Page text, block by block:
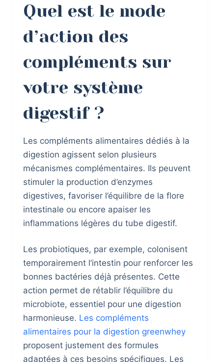
Quel est le mode
d’action des
compléments sur
votre système
digestif ?
Les compléments alimentaires dédiés à la
digestion agissent selon plusieurs
mécanismes complémentaires. Ils peuvent
stimuler la production d’enzymes
digestives, favoriser l’équilibre de la flore
intestinale ou encore apaiser les
inflammations légères du tube digestif.
Les probiotiques, par exemple, colonisent
temporairement l’intestin pour renforcer les
bonnes bactéries déjà présentes. Cette
action permet de rétablir l’équilibre du
microbiote, essentiel pour une digestion
harmonieuse. Les compléments
alimentaires pour la digestion greenwhey
proposent justement des formules
adaptées à ces besoins spécifiques. Les